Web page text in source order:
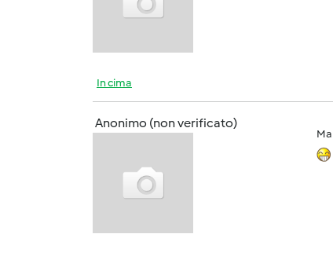
In cima
Anonimo (non verificato)